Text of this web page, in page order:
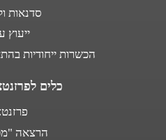
סדנאות
ייעוץ
הכשרות ייחודיות
כלים
הרצאה